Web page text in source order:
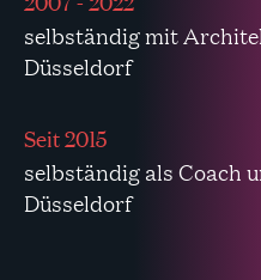
selbständig mit
Düsseldorf
Seit 2015
selbständig als Coach
Düsseldorf